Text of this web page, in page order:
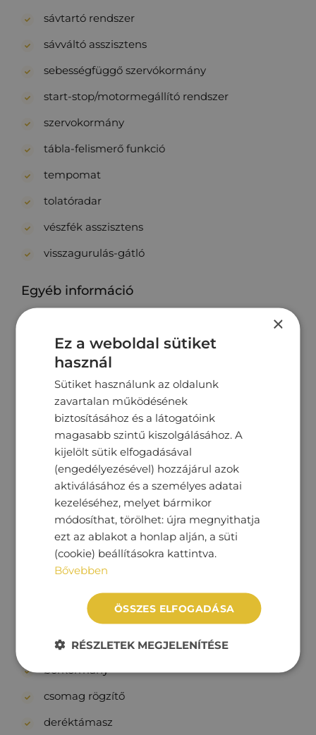
sávtartó rendszer
sávváltó asszisztens
sebességfüggő szervókormány
start-stop/motormegállító rendszer
szervokormány
tábla-felismerő funkció
tempomat
tolatóradar
vészfék asszisztens
visszagurulás-gátló
Egyéb információ
autóbeszámítás lehetséges
első forgalomba helyezés Magyarországon
első tulajdonostól
garantált km futás
nem dohányzó
rendszeresen karbantartott
végig vezetett szervizkönyv.
Beltér
állítható combtámasz
állítható kormány
automatikusan sötétedő belső tükör
bőr belső
bőrkormány
csomag rögzítő
deréktámasz
×
Ez a weboldal sütiket
használ
Sütiket használunk az oldalunk
zavartalan működésének
biztosításához és a látogatóink
magasabb szintű kiszolgálásához. A
kijelölt sütik elfogadásával
(engedélyezésével) hozzájárul azok
aktiválásához és a személyes adatai
kezeléséhez, melyet bármikor
módosíthat, törölhet: újra megnyithatja
ezt az ablakot a honlap alján, a süti
(cookie) beállításokra kattintva.
Bővebben
ÖSSZES ELFOGADÁSA
RÉSZLETEK MEGJELENÍTÉSE